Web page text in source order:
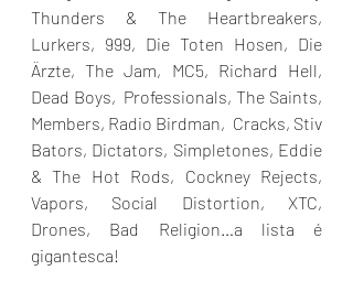
Thunders & The Heartbreakers,
Lurkers, 999, Die Toten Hosen, Die
Ärzte, The Jam, MC5, Richard Hell,
Dead Boys,  Professionals, The Saints,
Members, Radio Birdman,  Cracks, Stiv
Bators, Dictators, Simpletones, Eddie
& The Hot Rods, Cockney Rejects,
Vapors, Social Distortion, XTC,
Drones, Bad Religion…a lista é
gigantesca!